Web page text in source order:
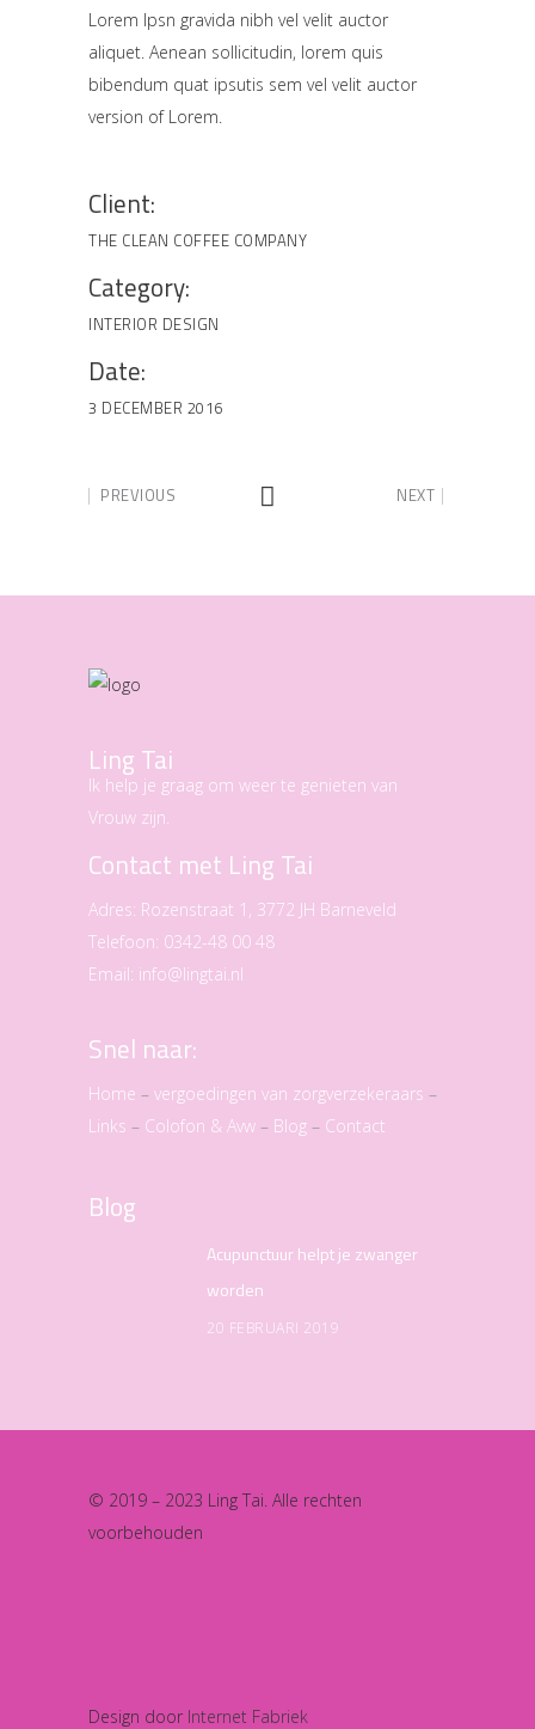
Lorem Ipsn gravida nibh vel velit auctor
aliquet. Aenean sollicitudin, lorem quis
bibendum quat ipsutis sem vel velit auctor
version of Lorem.
Client:
THE CLEAN COFFEE COMPANY
Category:
INTERIOR DESIGN
Date:
3 DECEMBER 2016
PREVIOUS NEXT
Ling Tai
Ik help je graag om weer te genieten van
Vrouw zijn.
Contact met Ling Tai
Adres: Rozenstraat 1, 3772 JH Barneveld
Telefoon: 0342-48 00 48
Email: info@lingtai.nl
Snel naar:
Home – vergoedingen van zorgverzekeraars –
Links – Colofon & Avw – Blog – Contact
Blog
Acupunctuur helpt je zwanger
worden
20 FEBRUARI 2019
© 2019 – 2023 Ling Tai. Alle rechten
voorbehouden
Design door Internet Fabriek